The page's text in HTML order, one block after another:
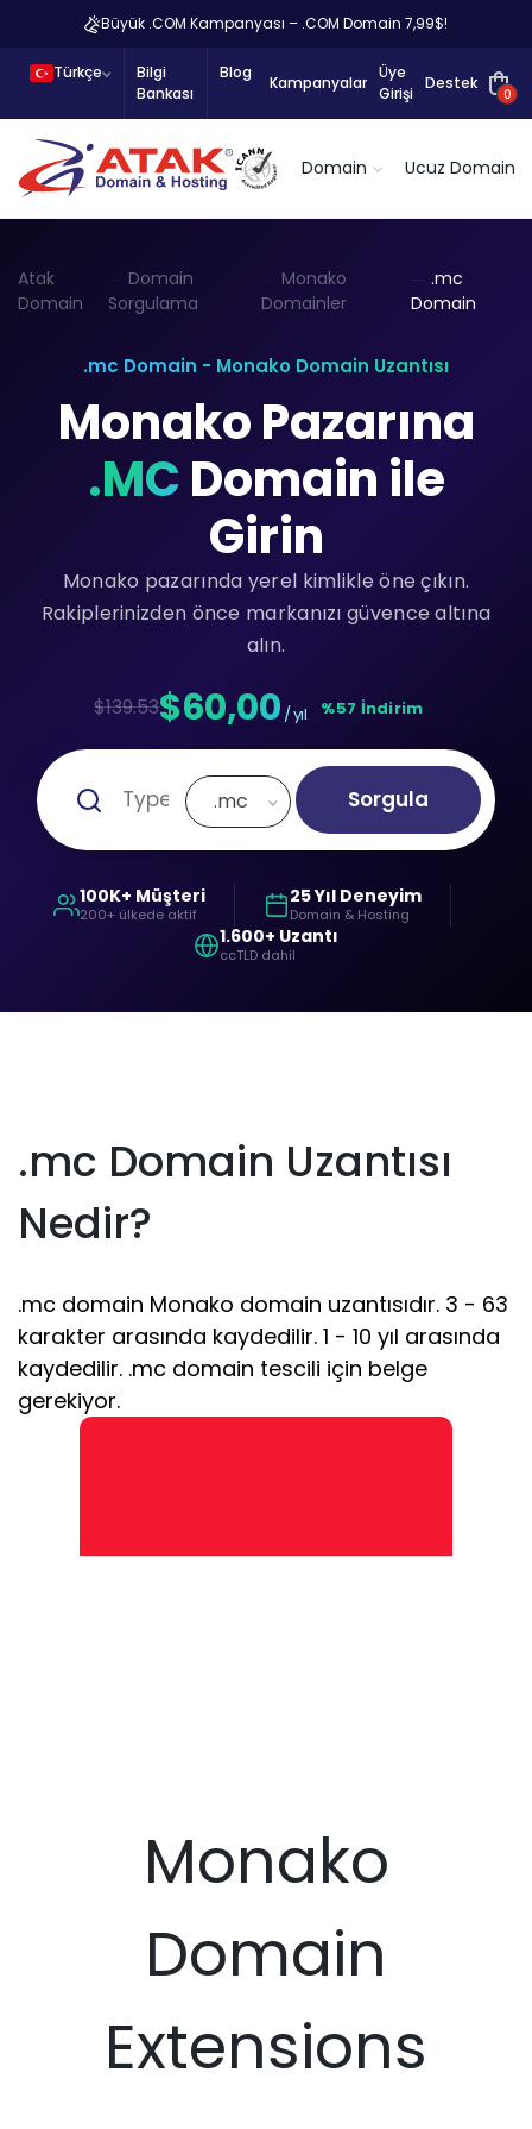
Büyük .COM Kampanyası – .COM Domain 7,99$!
Türkçe
Bilgi
Bankası
Blog
Kampanyalar
Üye
Girişi
Destek
0
Domain Ucuz Domain
Atak
Domain
Domain
Sorgulama
Monako
Domainler
.mc
Domain
.mc Domain - Monako Domain Uzantısı
Monako Pazarına
.MCDomain ile
Girin
Monako pazarında yerel kimlikle öne çıkın.
Rakiplerinizden önce markanızı güvence altına
alın.
$139.53$60,00 / yıl %57 İndirim
.mc Sorgula
100K+ Müşteri
200+ ülkede aktif
25 Yıl Deneyim
Domain & Hosting
1.600+ Uzantı
ccTLD dahil
.mc Domain Uzantısı
Nedir?
.mc domain Monako domain uzantısıdır. 3 - 63
karakter arasında kaydedilir. 1 - 10 yıl arasında
kaydedilir. .mc domain tescili için belge
gerekiyor.
Monako
Domain
Extensions